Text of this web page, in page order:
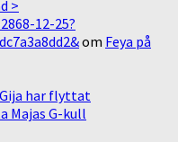
>
12-25?
om Feya på
har flyttat
Majas G-kull